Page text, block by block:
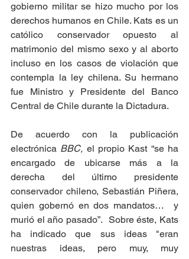
gobierno militar se hizo mucho por los
derechos humanos en Chile. Kats es un
católico conservador opuesto al
matrimonio del mismo sexo y al aborto
incluso en los casos de violación que
contempla la ley chilena. Su hermano
fue Ministro y Presidente del Banco
Central de Chile durante la Dictadura.
De acuerdo con la publicación
electrónica BBC, el propio Kast “se ha
encargado de ubicarse más a la
derecha del último presidente
conservador chileno, Sebastián Piñera,
quien gobernó en dos mandatos…  y
murió el año pasado”. Sobre éste, Kats
ha indicado que sus ideas "eran
nuestras ideas, pero muy, muy